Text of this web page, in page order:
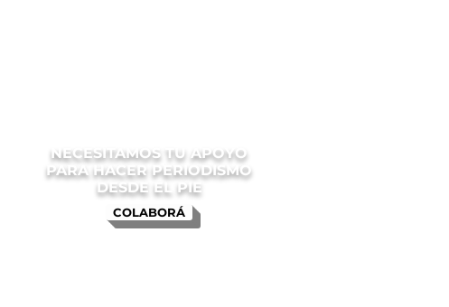
COLABORÁ
NECESITAMOS TU APOYO
PARA HACER PERIODISMO
DESDE EL PIE